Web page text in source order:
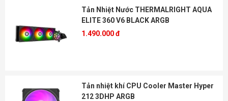
Tản Nhiệt Nước THERMALRIGHT AQUA
ELITE 360 V6 BLACK ARGB
1.490.000 đ
Tản nhiệt khí CPU Cooler Master Hyper
212 3DHP ARGB